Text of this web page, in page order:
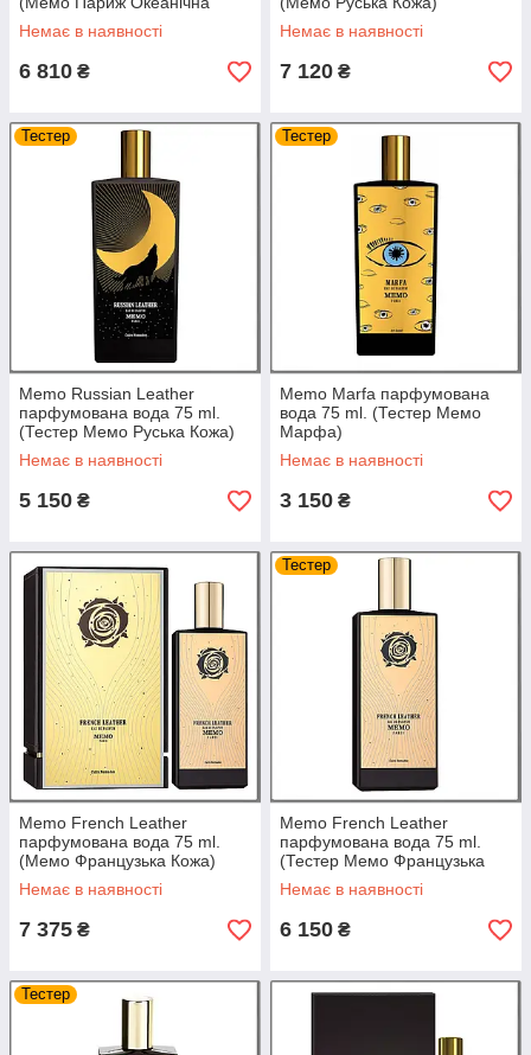
Шкіра)
Немає в наявності
6 810 ₴
Немає в наявності
7 120 ₴
Тестер
Memo Russian Leather
парфумована вода 75 ml.
(Тестер Мемо Руська Кожа)
Немає в наявності
5 150 ₴
Тестер
Memo Marfa парфумована
вода 75 ml. (Тестер Мемо
Марфа)
Немає в наявності
3 150 ₴
Memo French Leather
парфумована вода 75 ml.
(Мемо Французька Кожа)
Немає в наявності
7 375 ₴
Тестер
Memo French Leather
парфумована вода 75 ml.
(Тестер Мемо Французька
Шкіра)
Немає в наявності
6 150 ₴
Тестер